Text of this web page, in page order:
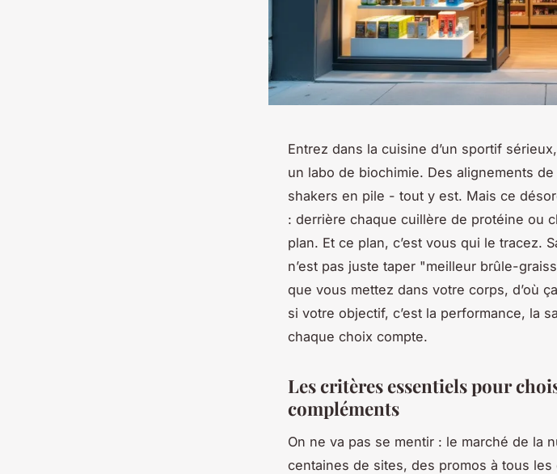
Entrez dans la cuisine d’un sportif
un labo de biochimie. Des alignements
shakers en pile - tout y est. Mais ce
: derrière chaque cuillère de protéine ou
plan. Et ce plan, c’est vous qui le tracez.
n’est pas juste taper "meilleur brûle-
que vous mettez dans votre corps, d’où
si votre objectif, c’est la performance, la
chaque choix compte.
Les critères essentiels pour
compléments
On ne va pas se mentir : le marché de la
centaines de sites, des promos à tous